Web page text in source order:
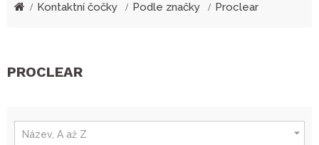
Kontaktní čočky Podle značky Proclear
PROCLEAR
Název, A až Z 